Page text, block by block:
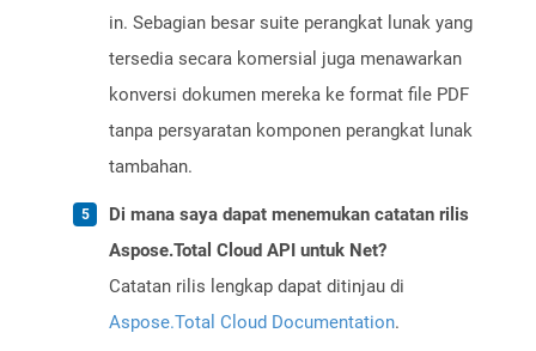
in. Sebagian besar suite perangkat lunak yang
tersedia secara komersial juga menawarkan
konversi dokumen mereka ke format file PDF
tanpa persyaratan komponen perangkat lunak
tambahan.
Di mana saya dapat menemukan catatan rilis
Aspose.Total Cloud API untuk Net?
Catatan rilis lengkap dapat ditinjau di
Aspose.Total Cloud Documentation.